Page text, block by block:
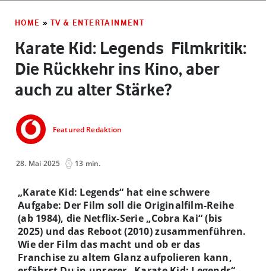
HOME » TV & ENTERTAINMENT
Karate Kid: Legends ­ Filmkritik:
Die Rückkehr ins Kino, aber
auch zu alter Stärke?
Featured Redaktion
28. Mai 2025 13 min.
„Karate Kid: Legends“ hat eine schwere
Aufgabe: Der Film soll die Originalfilm-Reihe
(ab 1984), die Netflix-Serie „Cobra Kai“ (bis
2025) und das Reboot (2010) zusammenführen.
Wie der Film das macht und ob er das
Franchise zu altem Glanz aufpolieren kann,